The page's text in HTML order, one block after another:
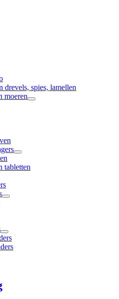
drevels, spies, lamellen
moeren
tabletten